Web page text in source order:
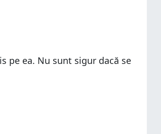
pe ea. Nu sunt sigur dacă se